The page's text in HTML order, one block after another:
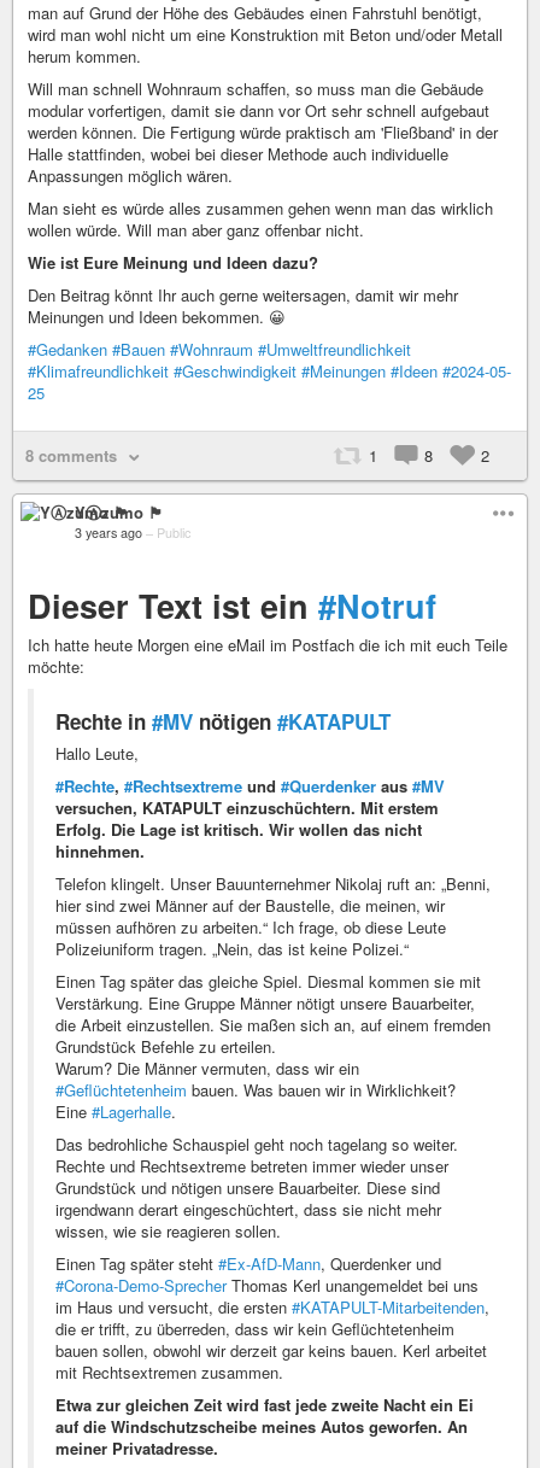
man auf Grund der Höhe des Gebäudes einen Fahrstuhl benötigt,
wird man wohl nicht um eine Konstruktion mit Beton und/oder Metall
herum kommen.
Will man schnell Wohnraum schaffen, so muss man die Gebäude
modular vorfertigen, damit sie dann vor Ort sehr schnell aufgebaut
werden können. Die Fertigung würde praktisch am 'Fließband' in der
Halle stattfinden, wobei bei dieser Methode auch individuelle
Anpassungen möglich wären.
Man sieht es würde alles zusammen gehen wenn man das wirklich
wollen würde. Will man aber ganz offenbar nicht.
Wie ist Eure Meinung und Ideen dazu?
Den Beitrag könnt Ihr auch gerne weitersagen, damit wir mehr
Meinungen und Ideen bekommen. 😀
#Gedanken #Bauen #Wohnraum #Umweltfreundlichkeit
#Klimafreundlichkeit #Geschwindigkeit #Meinungen #Ideen #2024-05-
25
8 comments 1 8 2
YⒶzumo 🏴
3 years ago – Public
Dieser Text ist ein #Notruf
Ich hatte heute Morgen eine eMail im Postfach die ich mit euch Teile
möchte:
Rechte in #MV nötigen #KATAPULT
Hallo Leute,
#Rechte, #Rechtsextreme und #Querdenker aus #MV
versuchen, KATAPULT einzuschüchtern. Mit erstem
Erfolg. Die Lage ist kritisch. Wir wollen das nicht
hinnehmen.
Telefon klingelt. Unser Bauunternehmer Nikolaj ruft an: „Benni,
hier sind zwei Männer auf der Baustelle, die meinen, wir
müssen aufhören zu arbeiten.“ Ich frage, ob diese Leute
Polizeiuniform tragen. „Nein, das ist keine Polizei.“
Einen Tag später das gleiche Spiel. Diesmal kommen sie mit
Verstärkung. Eine Gruppe Männer nötigt unsere Bauarbeiter,
die Arbeit einzustellen. Sie maßen sich an, auf einem fremden
Grundstück Befehle zu erteilen.
Warum? Die Männer vermuten, dass wir ein
#Geflüchtetenheim bauen. Was bauen wir in Wirklichkeit?
Eine #Lagerhalle.
Das bedrohliche Schauspiel geht noch tagelang so weiter.
Rechte und Rechtsextreme betreten immer wieder unser
Grundstück und nötigen unsere Bauarbeiter. Diese sind
irgendwann derart eingeschüchtert, dass sie nicht mehr
wissen, wie sie reagieren sollen.
Einen Tag später steht #Ex-AfD-Mann, Querdenker und
#Corona-Demo-SprecherThomas Kerl unangemeldet bei uns
im Haus und versucht, die ersten #KATAPULT-Mitarbeitenden,
die er trifft, zu überreden, dass wir kein Geflüchtetenheim
bauen sollen, obwohl wir derzeit gar keins bauen. Kerl arbeitet
mit Rechtsextremen zusammen.
Etwa zur gleichen Zeit wird fast jede zweite Nacht ein Ei
auf die Windschutzscheibe meines Autos geworfen. An
meiner Privatadresse.